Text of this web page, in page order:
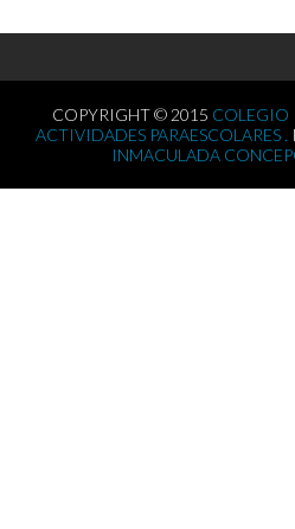
COPYRIGHT © 2015 COLEGIO
ACTIVIDADES PARAESCOLARES .
INMACULADA